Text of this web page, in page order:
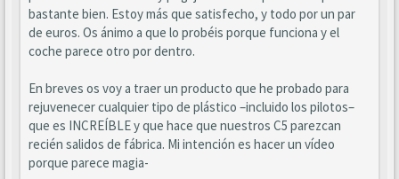
bastante bien. Estoy más que satisfecho, y todo por un par
de euros. Os ánimo a que lo probéis porque funciona y el
coche parece otro por dentro.
En breves os voy a traer un producto que he probado para
rejuvenecer cualquier tipo de plástico –incluido los pilotos–
que es INCREÍBLE y que hace que nuestros C5 parezcan
recién salidos de fábrica. Mi intención es hacer un vídeo
porque parece magia-